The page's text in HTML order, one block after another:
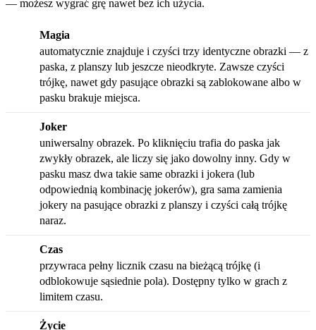
— możesz wygrać grę nawet bez ich użycia.
Magia
automatycznie znajduje i czyści trzy identyczne obrazki — z
paska, z planszy lub jeszcze nieodkryte. Zawsze czyści
trójkę, nawet gdy pasujące obrazki są zablokowane albo w
pasku brakuje miejsca.
Joker
uniwersalny obrazek. Po kliknięciu trafia do paska jak
zwykły obrazek, ale liczy się jako dowolny inny. Gdy w
pasku masz dwa takie same obrazki i jokera (lub
odpowiednią kombinację jokerów), gra sama zamienia
jokery na pasujące obrazki z planszy i czyści całą trójkę
naraz.
Czas
przywraca pełny licznik czasu na bieżącą trójkę (i
odblokowuje sąsiednie pola). Dostępny tylko w grach z
limitem czasu.
Życie